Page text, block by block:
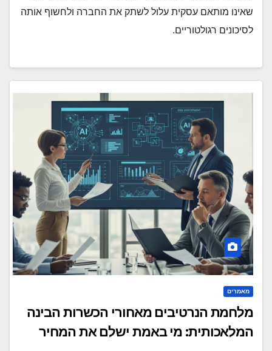
שאינו מותאם עסקית עלול לשתק את החברה ולחשוף אותה
לסיכונים רגולטוריים.
מאמרים
מלחמת הנרטיבים מאחורי הכשרות הבינה
המלאכותית: מי באמת ישלם את המחיר